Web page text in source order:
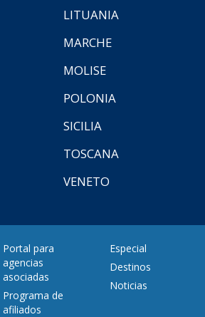
LITUANIA
MARCHE
MOLISE
POLONIA
SICILIA
TOSCANA
VENETO
Portal para
agencias
asociadas
Programa de
afiliados
Especial
Destinos
Noticias